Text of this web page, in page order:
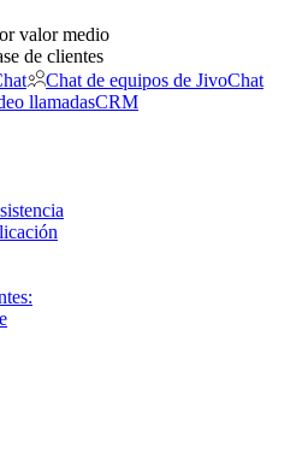
valor medio
de clientes
Chat de equipos de JivoChat
llamadasCRM